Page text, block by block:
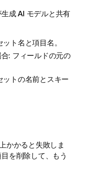
成 AI モデルと共有
ト名と項目名。
: フィールドの元の
ットの名前とスキー
かかると失敗しま
を削除して、もう